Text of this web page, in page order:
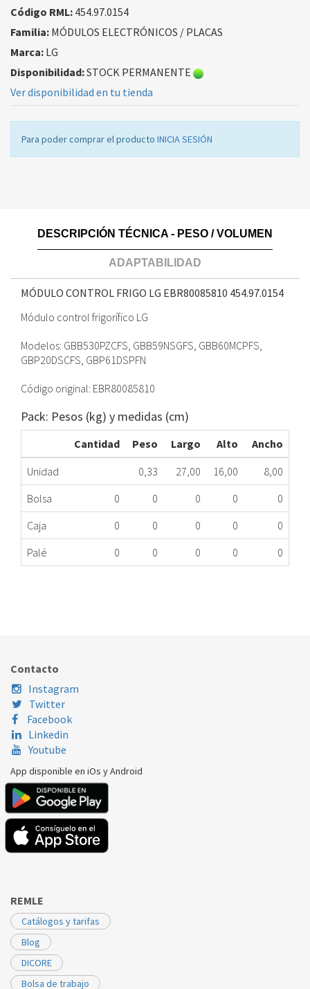
Código RML: 454.97.0154
Familia: MÓDULOS ELECTRÓNICOS / PLACAS
Marca: LG
Disponibilidad:STOCK PERMANENTE
Ver disponibilidad en tu tienda
Para poder comprar el producto INICIA SESIÓN
DESCRIPCIÓN TÉCNICA - PESO / VOLUMEN
ADAPTABILIDAD
MÓDULO CONTROL FRIGO LG EBR80085810 454.97.0154
Módulo control frigorífico LG
Modelos: GBB530PZCFS, GBB59NSGFS, GBB60MCPFS,
GBP20DSCFS, GBP61DSPFN
Código original: EBR80085810
Pack: Pesos (kg) y medidas (cm)
Cantidad Peso Largo Alto
Ancho
Unidad
0,33 27,00 16,00
8,00
Bolsa
0 0 0 0
0
Caja
0 0 0 0
0
Palé
0 0 0 0 0
LG
LG
LG
LG
GBB60MCPFS
LG
LG
LG
LG
LG
GBP61DSPFN
Contacto
Instagram
Twitter
Facebook
Linkedin
Youtube
App disponible en iOs y Android
REMLE
Catálogos y tarifas
Blog
DICORE
Bolsa de trabajo